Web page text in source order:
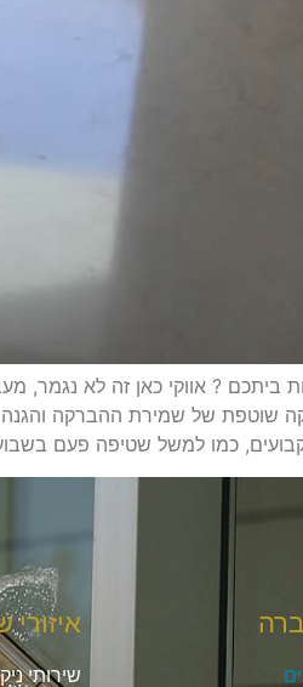
ביתכם ? אווקי כאן זה לא נגמר,
שוטפת של שמירת ההברקה
כמו למשל שטיפה פעם
איזורי
שירותי